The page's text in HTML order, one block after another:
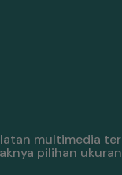
multimedia
pilihan